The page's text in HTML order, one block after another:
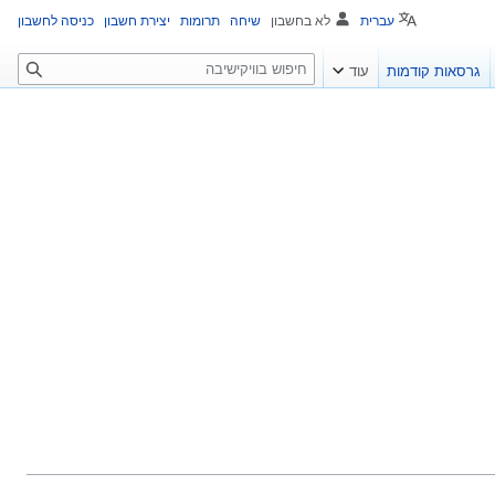
עברית לא בחשבון שיחה תרומות יצירת חשבון כניסה לחשבון
גרסאות קודמות עוד
ח
י